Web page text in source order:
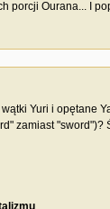
porcji Ourana... I
wątki Yuri i opętane
zamiast "sword")?